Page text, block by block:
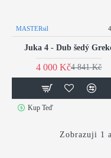
MASTERsil
Juka 4 - Dub šedý
4 000 Kč4 841 Kč
Kup Teď
Zobrazuji 1